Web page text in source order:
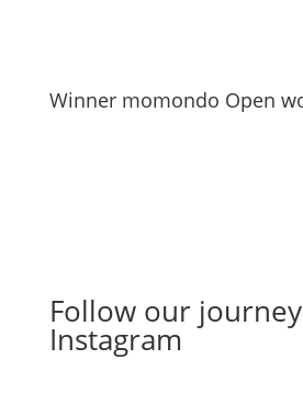
Winner momondo Open
Follow our
Instagram